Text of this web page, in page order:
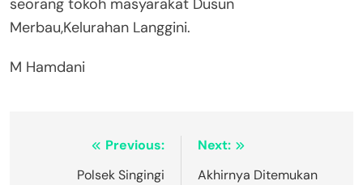
seorang tokoh masyarakat Dusun
Merbau,Kelurahan Langgini.
M Hamdani
NavigasiPrevious:
Polsek Singingi
Next:
Akhirnya Ditemukan